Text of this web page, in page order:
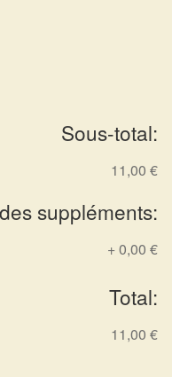
du monde invisible
Sous-total:
11,00 €
suppléments:
+0,00 €
Total:
11,00 €